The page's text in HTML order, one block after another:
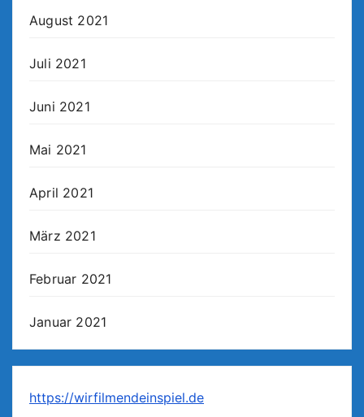
August 2021
Juli 2021
Juni 2021
Mai 2021
April 2021
März 2021
Februar 2021
Januar 2021
https://wirfilmendeinspiel.de